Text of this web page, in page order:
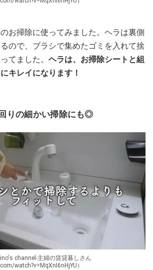
お掃除に使ってみました。ヘラは裏側
ので、ブラシで集めたゴミを入れて捨
てました。 ヘラは、お掃除シートと組
キレイになります！
りの細かい掃除にも◎
channel-主婦の賃貸暮しさん
watch?v=MqXnI6nHjYU）